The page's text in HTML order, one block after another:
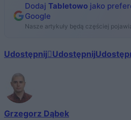
Dodaj Tabletowo jako
Google
Nasze artykuły będą częściej
Udostępnij Udostępnij
Grzegorz Dąbek